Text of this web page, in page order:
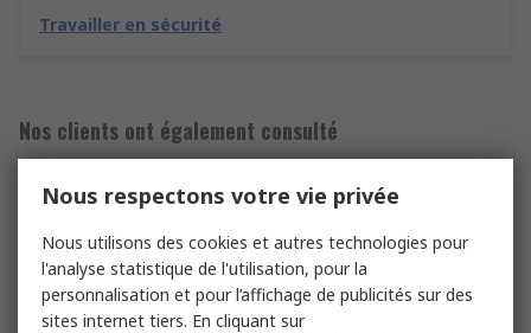
Travailler en sécurité
Nos clients ont également consulté
Vêtements de travail jetables
Vêtements de travail
Nous respectons votre vie privée
Nous utilisons des cookies et autres technologies pour
l'analyse statistique de l'utilisation, pour la
personnalisation et pour l’affichage de publicités sur des
sites internet tiers. En cliquant sur